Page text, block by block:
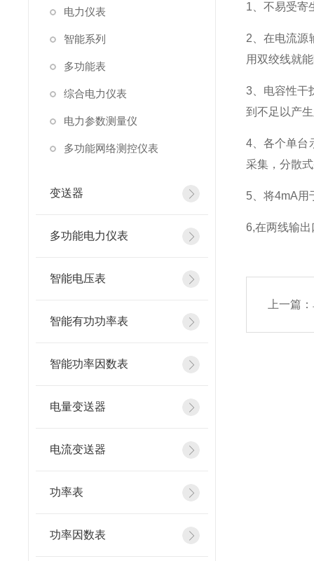
电力仪表
智能系列
多功能表
综合电力仪表
电力参数测量仪
多功能网络测控仪表
变送器
多功能电力仪表
智能电压表
智能有功功率表
智能功率因数表
电量变送器
电流变送器
功率表
功率因数表
1、不易受寄
2、在电流源
用双绞线就
3、电容性干
到不足以产
4、各个单台
采集，分散
5、将4mA用
6,在两线输
上一篇：